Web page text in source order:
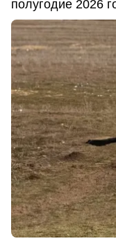
полугодие 2026